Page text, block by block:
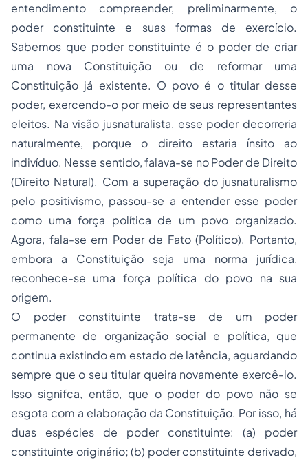
entendimento compreender, preliminarmente, o
poder constituinte e suas formas de exercício.
Sabemos que poder constituinte é o poder de criar
uma nova Constituição ou de reformar uma
Constituição já existente. O povo é o titular desse
poder, exercendo-o por meio de seus representantes
eleitos. Na visão jusnaturalista, esse poder decorreria
naturalmente, porque o direito estaria ínsito ao
indivíduo. Nesse sentido, falava-se no Poder de Direito
(Direito Natural). Com a superação do jusnaturalismo
pelo positivismo, passou-se a entender esse poder
como uma força política de um povo organizado.
Agora, fala-se em Poder de Fato (Político). Portanto,
embora a Constituição seja uma norma jurídica,
reconhece-se uma força política do povo na sua
origem.
O poder constituinte trata-se de um poder
permanente de organização social e política, que
continua existindo em estado de latência, aguardando
sempre que o seu titular queira novamente exercê-lo.
Isso signifca, então, que o poder do povo não se
esgota com a elaboração da Constituição. Por isso, há
duas espécies de poder constituinte: (a) poder
constituinte originário; (b) poder constituinte derivado,